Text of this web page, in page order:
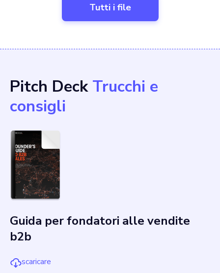
Tutti i file
Pitch Deck Trucchi e
consigli
Guida per fondatori alle vendite
b2b
scaricare